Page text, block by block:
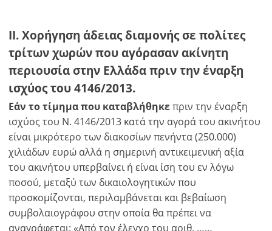
II. Χορήγηση άδειας διαμονής σε πολίτες
τρίτων χωρών που αγόρασαν ακίνητη
περιουσία στην Ελλάδα πριν την έναρξη
ισχύος του 4146/2013.
Eάν το τίμημα που καταβλήθηκεπριν την έναρξη
ισχύος του Ν. 4146/2013 κατά την αγορά του ακινήτου
είναι μικρότερο των διακοσίων πενήντα (250.000)
χιλιάδων ευρώ αλλά η σημερινή αντικειμενική αξία
του ακινήτου υπερβαίνει ή είναι ίση του εν λόγω
ποσού, μεταξύ των δικαιολογητικών που
προσκομίζονται, περιλαμβάνεται και βεβαίωση
συμβολαιογράφου στην οποία θα πρέπει να
αναγράφεται: «Από τον έλεγχο του αριθ. ……
τώρα!
δείτε
όλα
πλεονεκτήματα